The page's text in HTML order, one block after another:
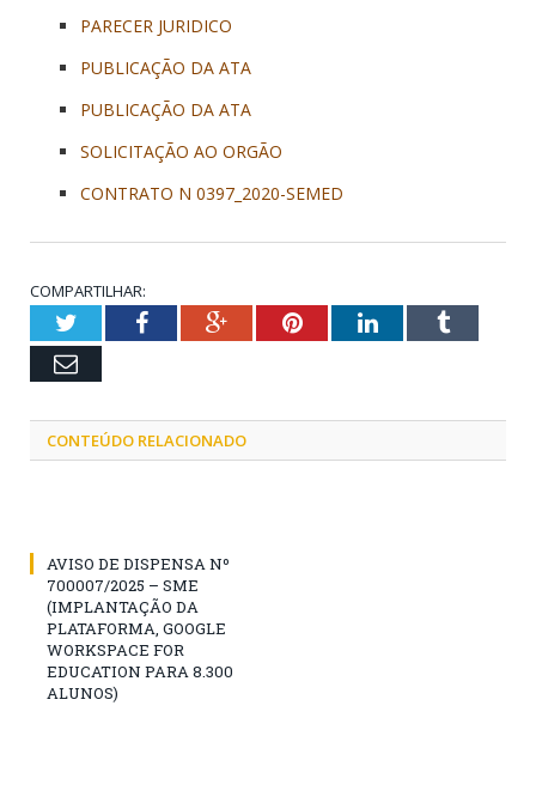
PARECER JURIDICO
PUBLICAÇÃO DA ATA
PUBLICAÇÃO DA ATA
SOLICITAÇÃO AO ORGÃO
CONTRATO N 0397_2020-SEMED
COMPARTILHAR:
TwitterFacebookGoogle+PinterestLinkedInTumblr
Email
CONTEÚDO RELACIONADO
AVISO DE DISPENSA Nº
700007/2025 – SME
(IMPLANTAÇÃO DA
PLATAFORMA, GOOGLE
WORKSPACE FOR
EDUCATION PARA 8.300
ALUNOS)